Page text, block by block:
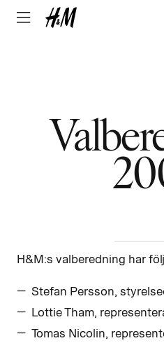
H&M:s valberedning har
Stefan Persson,
Lottie Tham,
Tomas Nicolin,